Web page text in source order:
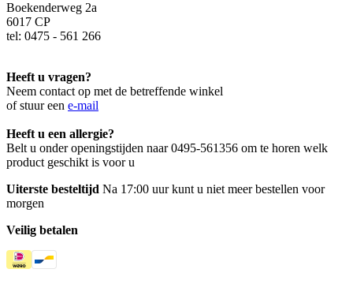
Boekenderweg 2a
6017 CP
tel: 0475 - 561 266
Heeft u vragen?
Neem contact op met de betreffende winkel
of stuur een e-mail
Heeft u een allergie?
Belt u onder openingstijden naar 0495-561356 om te horen welk
product geschikt is voor u
Uiterste besteltijd Na 17:00 uur kunt u niet meer bestellen voor
morgen
Veilig betalen